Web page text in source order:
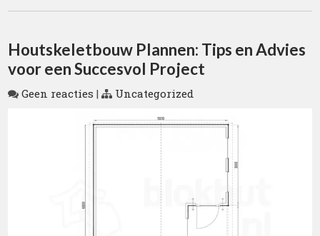
Houtskeletbouw Plannen: Tips en Advies
voor een Succesvol Project
Geen reacties | Uncategorized